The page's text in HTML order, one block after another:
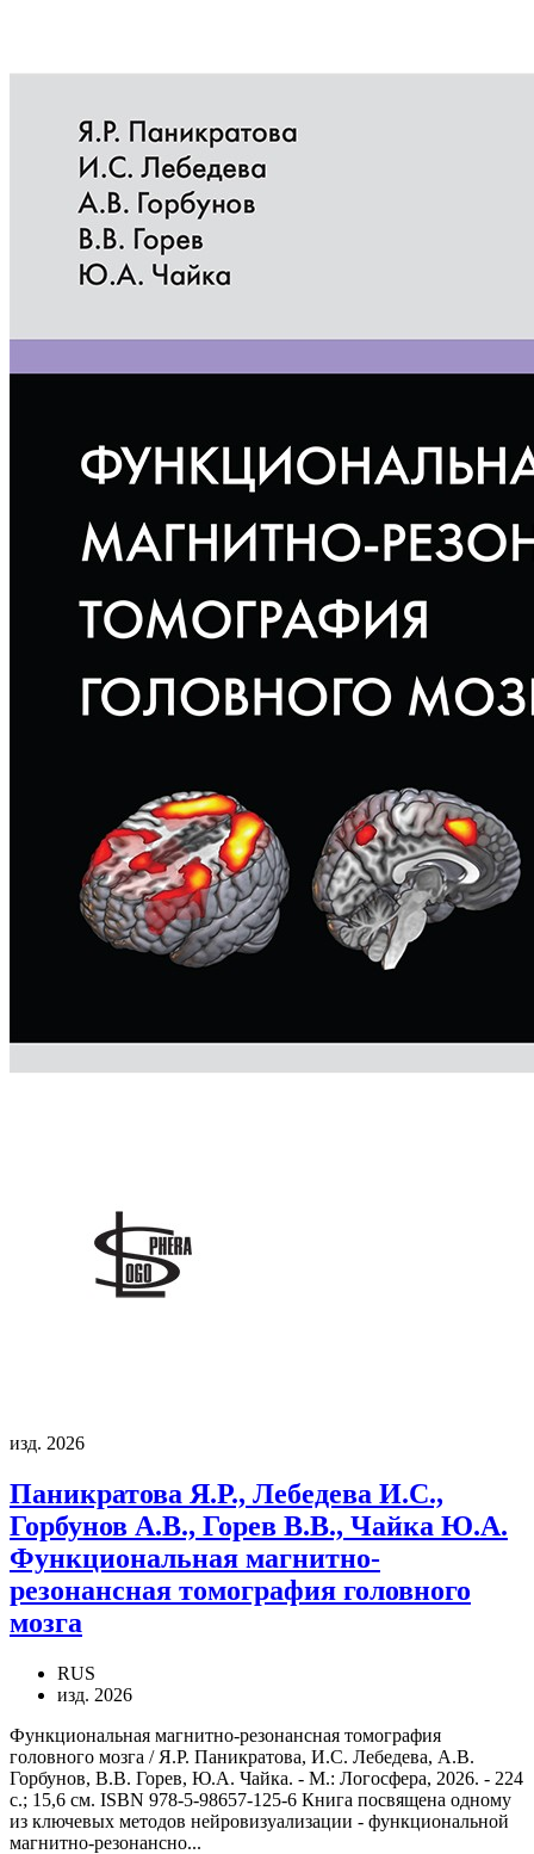
изд. 2026
Паникратова Я.Р., Лебедева И.С.,
Горбунов А.В., Горев В.В., Чайка Ю.А.
Функциональная магнитно-
резонансная томография головного
мозга
RUS
изд. 2026
Функциональная магнитно-резонансная томография
головного мозга / Я.Р. Паникратова, И.С. Лебедева, А.В.
Горбунов, В.В. Горев, Ю.А. Чайка. - М.: Логосфера, 2026. - 224
с.; 15,6 см. ISBN 978-5-98657-125-6 Книга посвящена одному
из ключевых методов нейровизуализации - функциональной
магнитно-резонансно...